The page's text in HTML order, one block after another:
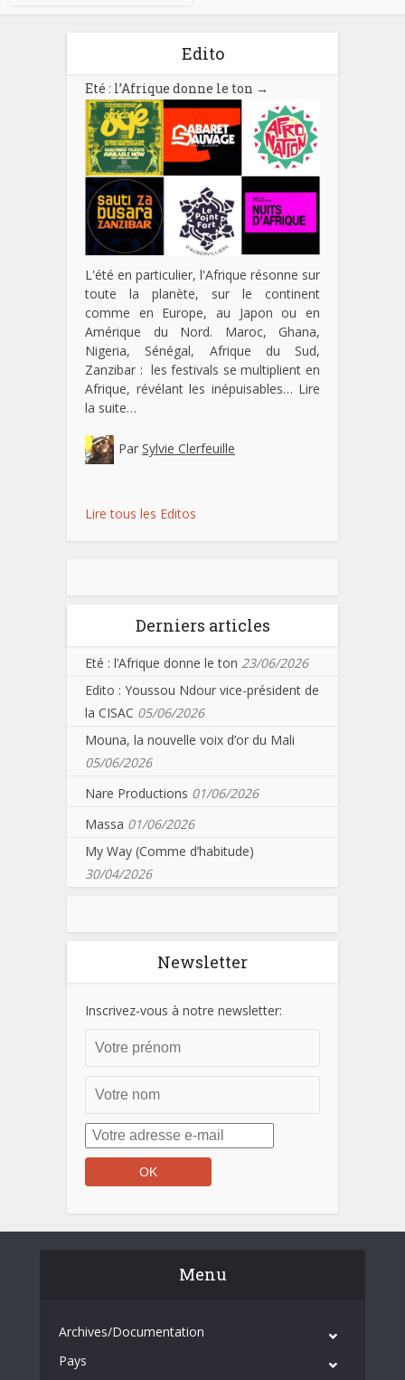
Edito
Eté : l’Afrique donne le ton →
L'été en particulier, l'Afrique résonne sur
toute la planète, sur le continent
comme en Europe, au Japon ou en
Amérique du Nord. Maroc, Ghana,
Nigeria, Sénégal, Afrique du Sud,
Zanzibar : les festivals se multiplient en
Afrique, révélant les inépuisables… Lire
la suite…
Par Sylvie Clerfeuille
Lire tous les Editos
Derniers articles
Eté : l’Afrique donne le ton 23/06/2026
Edito : Youssou Ndour vice-président de
la CISAC 05/06/2026
Mouna, la nouvelle voix d’or du Mali
05/06/2026
Nare Productions 01/06/2026
Massa 01/06/2026
My Way (Comme d’habitude)
30/04/2026
Newsletter
Inscrivez-vous à notre newsletter:
Menu
Archives/Documentation
Pays